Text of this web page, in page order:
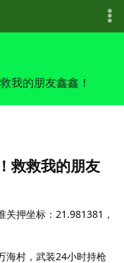
我的朋友鑫鑫！
救救我的朋友
押坐标：21.981381，
海村，武装24小时持枪